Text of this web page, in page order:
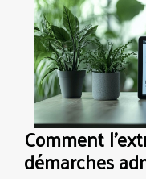
Comment
démarches